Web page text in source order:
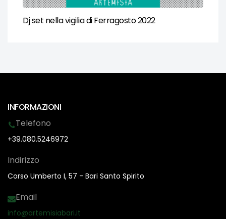
Dj set nella vigilia di Ferragosto 2022
INFORMAZIONI
Telefono
+39.080.5246972
Indirizzo
Corso Umberto I, 57 - Bari Santo Spirito
Email
info@artemisiabari.it